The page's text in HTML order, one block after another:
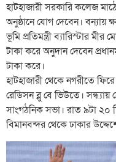
হাটহাজারী সরকারি কলেজ মাঠে
অনুষ্ঠানে যোগ দেবেন। বন্যায়
ভূমি প্রতিমন্ত্রী ব্যারিস্টার
টাকা করে অনুদান দেবেন
টাকা করে।
হাটহাজারী থেকে নগরীতে
রেডিসন ব্লু বে ভিউতে।
সাংগঠনিক সভা। রাত ৯টা ২০
বিমানবন্দর থেকে ঢাকার